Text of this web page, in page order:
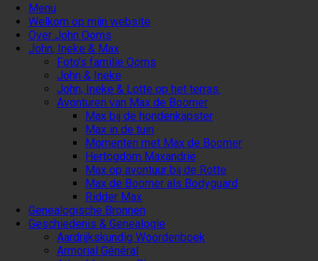
Menu
Welkom op mijn website
Over John Ooms
John, Ineke & Max
Foto’s familie Ooms
John & Ineke
John, Ineke & Lotte op het terras.
Avonturen van Max de Boomer
Max bij de hondenkapster
Max in de tuin
Momenten met Max de Boomer
Hertogdom Maxandrië
Max op avontuur bij de Rotte
Max de Boomer als Bodyguard
Ridder Max
Genealogische Bronnen
Geschiedenis & Genealogie
Aardrijkskundig Woordenboek
Armorial Général